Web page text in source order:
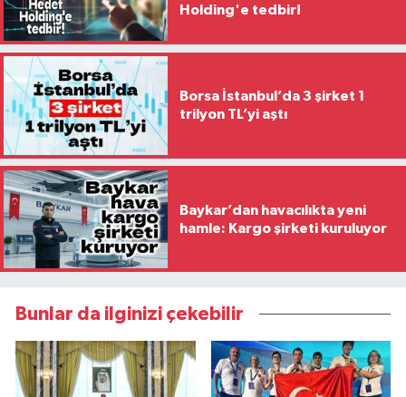
Holding'e tedbir!
Borsa İstanbul’da 3 şirket 1
trilyon TL’yi aştı
Baykar’dan havacılıkta yeni
hamle: Kargo şirketi kuruluyor
Bunlar da ilginizi çekebilir